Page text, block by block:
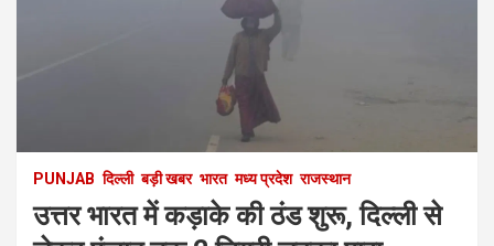
PUNJAB दिल्ली बड़ी खबर भारत मध्य प्रदेश राजस्थान
उत्तर भारत में कड़ाके की ठंड शुरू, दिल्ली से